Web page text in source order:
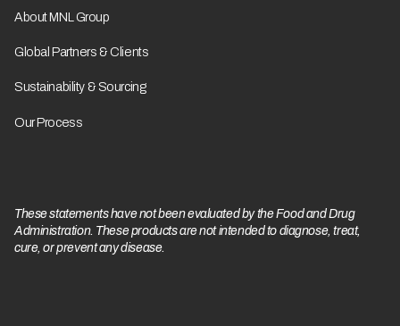
About MNL Group
Global Partners & Clients
Sustainability & Sourcing
Our Process
These statements have not been evaluated by the Food and Drug
Administration. These products are not intended to diagnose, treat,
cure, or prevent any disease.